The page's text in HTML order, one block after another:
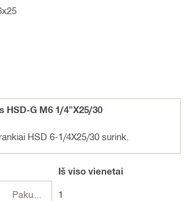
HSD-G M6 1/4"X25/30
HSD 6-1/4X25/30 surink.
Pakuotės
Iš visovienetai
1